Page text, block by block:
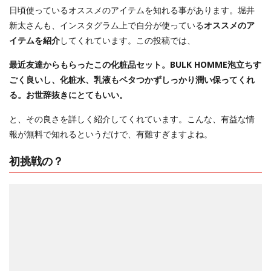
日頃使っているオススメのアイテムを知れる事があります。堀井
新太さんも、インスタグラム上で自分が使っているオススメのア
イテムを紹介してくれています。この投稿では、
最近友達からもらったこの化粧品セット。BULK HOMME泡立ちす
ごく良いし、化粧水、乳液もベタつかずしっかり潤い保ってくれ
る。お世辞抜きにとてもいい。
と、その良さを詳しく紹介してくれています。こんな、有益な情
報が無料で知れるというだけで、有難すぎますよね。
初挑戦の？